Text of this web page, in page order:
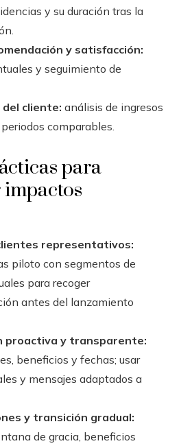
y su duración tras la
y satisfacción:
y seguimiento de
cliente: análisis de ingresos
comparables.
para
representativos:
piloto con segmentos de
para recoger
antes del lanzamiento
proactiva y transparente:
beneficios y fechas; usar
y mensajes adaptados a
y transición gradual:
de gracia, beneficios